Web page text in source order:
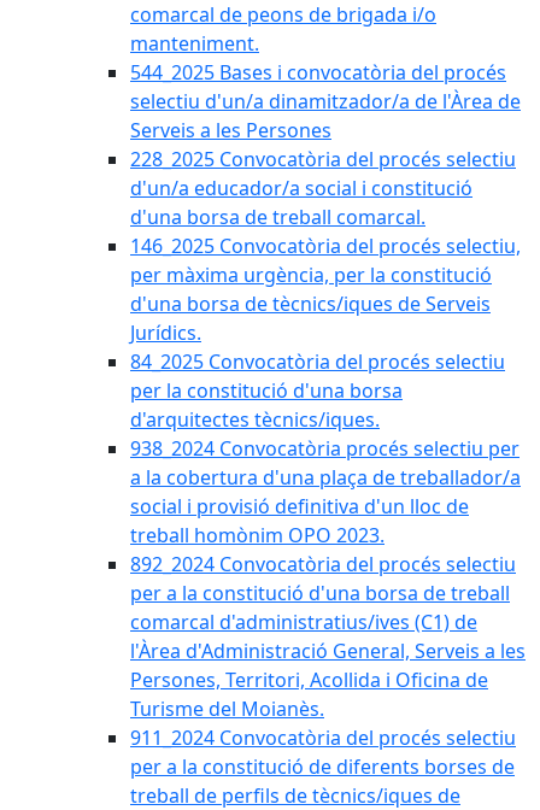
comarcal de peons de brigada i/o
manteniment.
544_2025 Bases i convocatòria del procés
selectiu d'un/a dinamitzador/a de l'Àrea de
Serveis a les Persones
228_2025 Convocatòria del procés selectiu
d'un/a educador/a social i constitució
d'una borsa de treball comarcal.
146_2025 Convocatòria del procés selectiu,
per màxima urgència, per la constitució
d'una borsa de tècnics/iques de Serveis
Jurídics.
84_2025 Convocatòria del procés selectiu
per la constitució d'una borsa
d'arquitectes tècnics/iques.
938_2024 Convocatòria procés selectiu per
a la cobertura d'una plaça de treballador/a
social i provisió definitiva d'un lloc de
treball homònim OPO 2023.
892_2024 Convocatòria del procés selectiu
per a la constitució d'una borsa de treball
comarcal d'administratius/ives (C1) de
l'Àrea d'Administració General, Serveis a les
Persones, Territori, Acollida i Oficina de
Turisme del Moianès.
911_2024 Convocatòria del procés selectiu
per a la constitució de diferents borses de
treball de perfils de tècnics/iques de